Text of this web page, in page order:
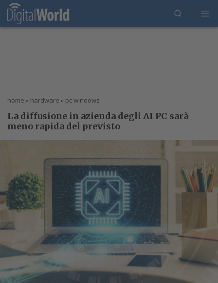
home » hardware » pc windows
La diffusione in azienda degli AI PC sarà
meno rapida del previsto